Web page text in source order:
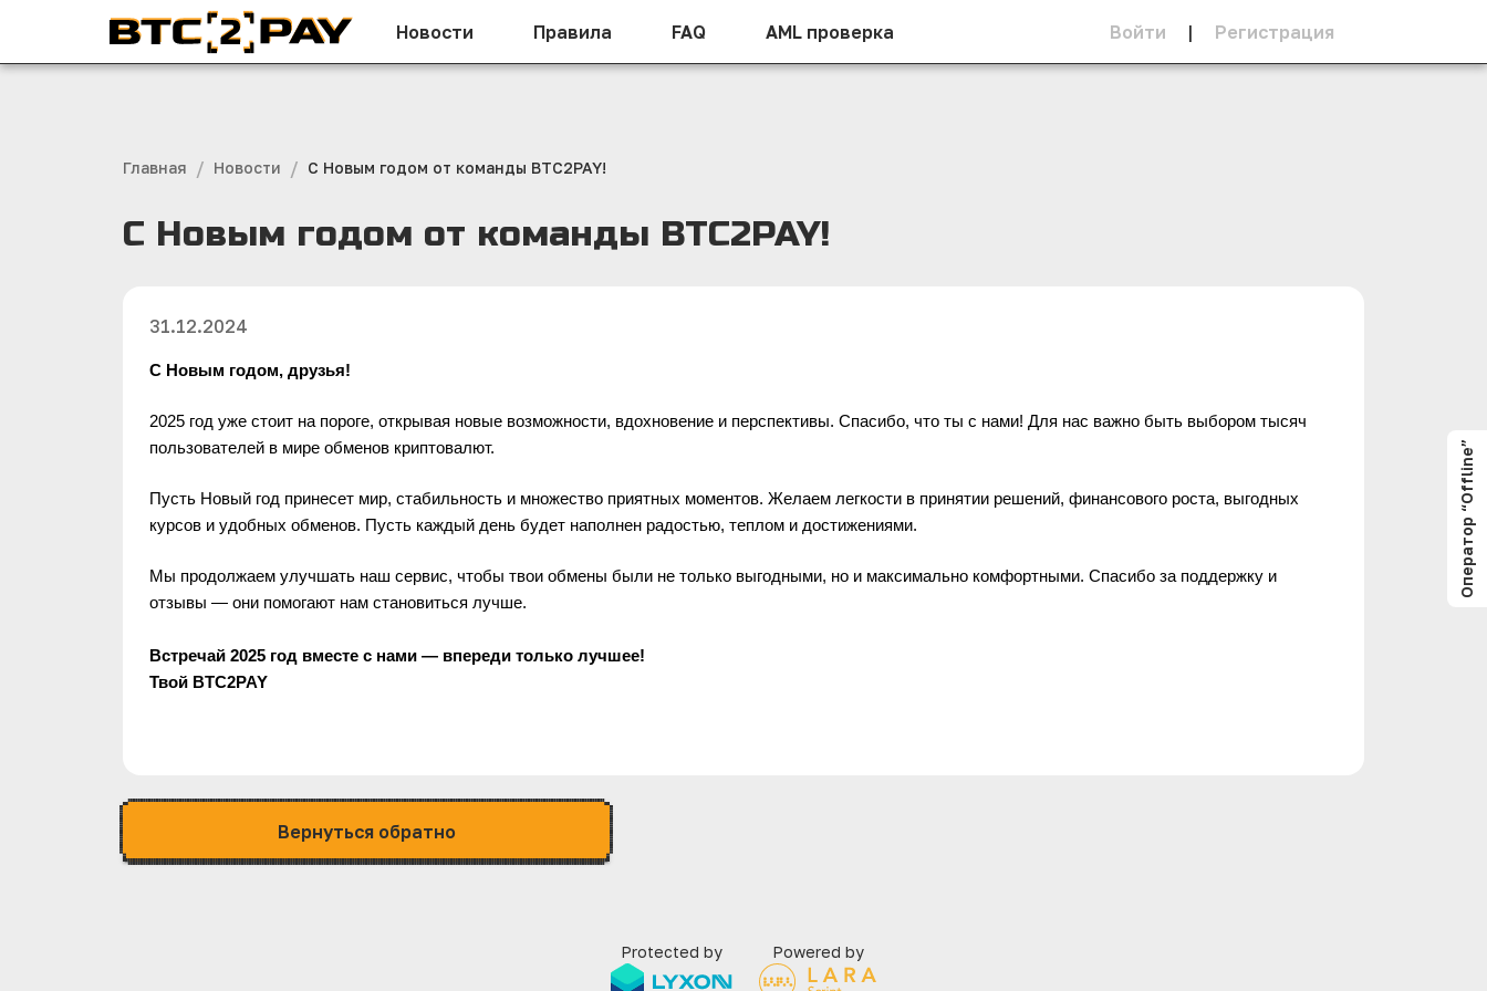
Новости Правила FAQ AML проверка Войти | Регистрация
Главная / Новости / С Новым годом от команды BTC2PAY!
С Новым годом от команды BTC2PAY!
31.12.2024
С Новым годом, друзья!
2025 год уже стоит на пороге, открывая новые возможности, вдохновение и перспективы. Спасибо, что ты с нами! Для нас важно быть выбором тысяч
пользователей в мире обменов криптовалют.
Пусть Новый год принесет мир, стабильность и множество приятных моментов. Желаем легкости в принятии решений, финансового роста, выгодных
курсов и удобных обменов. Пусть каждый день будет наполнен радостью, теплом и достижениями.
Мы продолжаем улучшать наш сервис, чтобы твои обмены были не только выгодными, но и максимально комфортными. Спасибо за поддержку и
отзывы — они помогают нам становиться лучше.
Встречай 2025 год вместе с нами — впереди только лучшее!
Твой BTC2PAY
Вернуться обратно
Protected by Powered by
Оператор “Offline”